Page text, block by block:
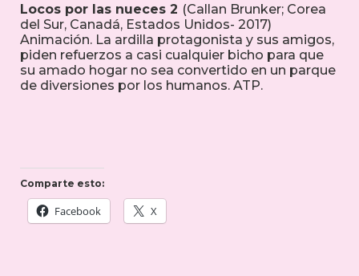
Locos por las nueces 2 (Callan Brunker; Corea
del Sur, Canadá, Estados Unidos- 2017)
Animación. La ardilla protagonista y sus amigos,
piden refuerzos a casi cualquier bicho para que
su amado hogar no sea convertido en un parque
de diversiones por los humanos. ATP.
Comparte esto:
Facebook X